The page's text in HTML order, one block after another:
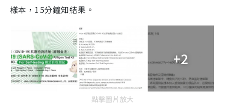
樣本，15分鐘知結果。
+2
點擊圖片放大